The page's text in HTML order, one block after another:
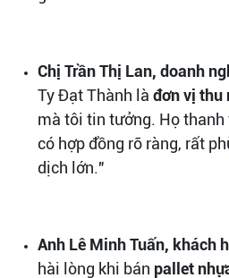
Chị Trần Thị Lan, doanh
Ty Đạt Thành là đơn vị thu
mà tôi tin tưởng. Họ thanh
có hợp đồng rõ ràng, rất
dịch lớn."
Anh Lê Minh Tuấn, khách
hài lòng khi bán pallet